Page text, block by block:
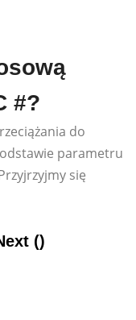
#?
do
parametru
się
()